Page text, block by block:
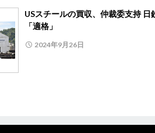
USスチールの買収、仲裁委支持 日
「適格」
2024年9月26日